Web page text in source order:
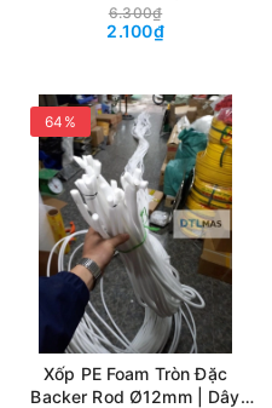
Chèn Khe, Tạo Hình Decor,
Handmade & May Mặc
6.300₫
2.100₫
64%
Xốp PE Foam Tròn Đặc
Backer Rod Ø12mm | Dây